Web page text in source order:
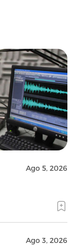
Ago 5, 2026
Ago 3, 2026